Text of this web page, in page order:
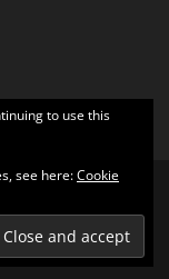
από
to use this
see here:Cookie